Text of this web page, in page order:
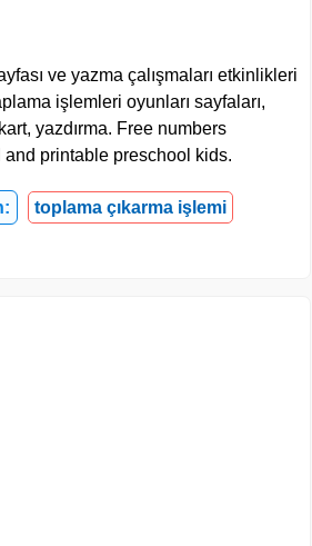
ve yazma çalışmaları etkinlikleri
işlemleri oyunları sayfaları,
yazdırma. Free numbers
printable preschool kids.
toplama çıkarma işlemi